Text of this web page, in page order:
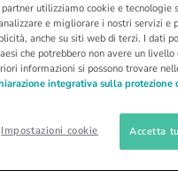
i seguenti tipi di
utilizziamo cookie e tecnologie
e migliorare i nostri servizi e
anche su siti web di terzi. I dati
che potrebbero non avere un
informazioni si possono trovare
integrativa sulla
Impostazioni cookie Accetta